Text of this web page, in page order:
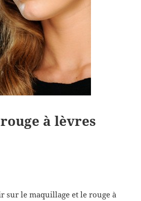
à lèvres
sur le maquillage et le rouge à